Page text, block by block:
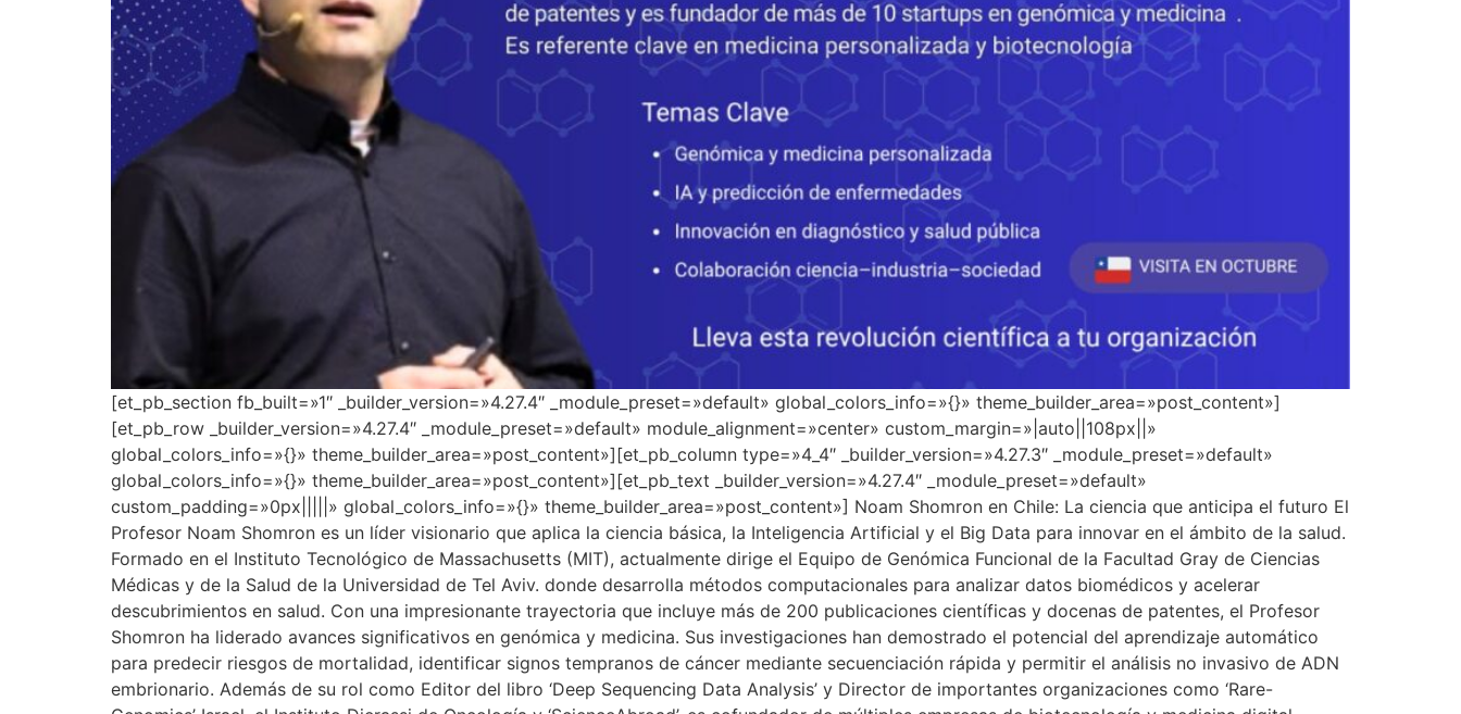
[et_pb_section fb_built=»1″ _builder_version=»4.27.4″ _module_preset=»default» global_colors_info=»{}» theme_builder_area=»post_content»]
[et_pb_row _builder_version=»4.27.4″ _module_preset=»default» module_alignment=»center» custom_margin=»|auto||108px||»
global_colors_info=»{}» theme_builder_area=»post_content»][et_pb_column type=»4_4″ _builder_version=»4.27.3″ _module_preset=»default»
global_colors_info=»{}» theme_builder_area=»post_content»][et_pb_text _builder_version=»4.27.4″ _module_preset=»default»
custom_padding=»0px|||||» global_colors_info=»{}» theme_builder_area=»post_content»] Noam Shomron en Chile: La ciencia que anticipa el futuro El
Profesor Noam Shomron es un líder visionario que aplica la ciencia básica, la Inteligencia Artificial y el Big Data para innovar en el ámbito de la salud.
Formado en el Instituto Tecnológico de Massachusetts (MIT), actualmente dirige el Equipo de Genómica Funcional de la Facultad Gray de Ciencias
Médicas y de la Salud de la Universidad de Tel Aviv. donde desarrolla métodos computacionales para analizar datos biomédicos y acelerar
descubrimientos en salud. Con una impresionante trayectoria que incluye más de 200 publicaciones científicas y docenas de patentes, el Profesor
Shomron ha liderado avances significativos en genómica y medicina. Sus investigaciones han demostrado el potencial del aprendizaje automático
para predecir riesgos de mortalidad, identificar signos tempranos de cáncer mediante secuenciación rápida y permitir el análisis no invasivo de ADN
embrionario. Además de su rol como Editor del libro ‘Deep Sequencing Data Analysis’ y Director de importantes organizaciones como ‘Rare-